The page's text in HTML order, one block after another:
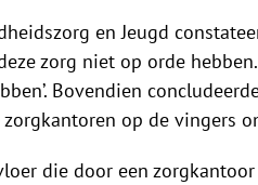
en Jeugd
zorg niet op orde
Bovendien
op de vingers
die door een